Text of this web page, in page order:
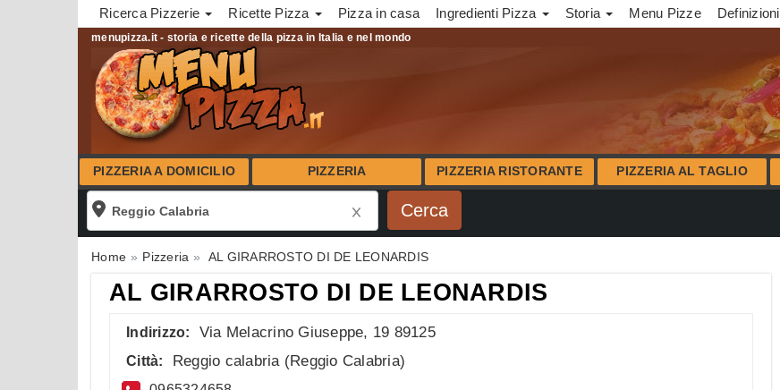
Ricerca Pizzerie Ricette Pizza Pizza in casa Ingredienti Pizza Storia Menu Pizze Definizioni
menupizza.it - storia e ricette della pizza in Italia e nel mondo
PIZZERIA A DOMICILIO PIZZERIA PIZZERIA RISTORANTE PIZZERIA AL TAGLIO
Home Pizzeria AL GIRARROSTO DI DE LEONARDIS
AL GIRARROSTO DI DE LEONARDIS
Indirizzo: Via Melacrino Giuseppe, 19 89125
Città: Reggio calabria (Reggio Calabria)